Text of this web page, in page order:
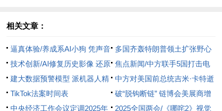
课堂新路径。
力，帮助他们在异国他乡更好地
学习和生活。
相关文章：
逼真体验/养成系AI小狗 凭声音
能认主人
多国齐轰特朗普领土扩张野心
技术创新/AI修复历史影像 还原
真实场景
焦点新闻/中方联手5国打击电
骗 捕逾7万人 救160余人
建大数据预警模型 派机器人精
准巡检 山东研AI管家 守护大国
粮仓
中方对美国前总统吉米·卡特逝
世表示深切哀悼
TikTok法案时间表
破“脱钩断链” 链博会美展商增
15%
中央经济工作会议定调2025年 2025全国两会/《哪咤2》视觉